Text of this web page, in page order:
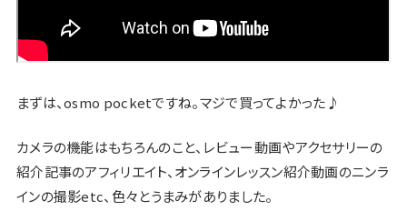
まずは、osmo pocketですね。マジで買ってよかった♪
カメラの機能はもちろんのこと、レビュー動画やアクセサリーの
紹介記事のアフィリエイト、オンラインレッスン紹介動画のニンラ
インの撮影etc、色々とうまみがありました。